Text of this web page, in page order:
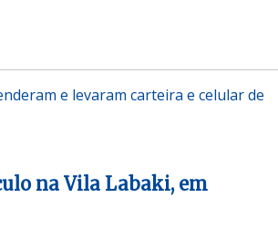
e levaram carteira e celular de
na Vila Labaki, em